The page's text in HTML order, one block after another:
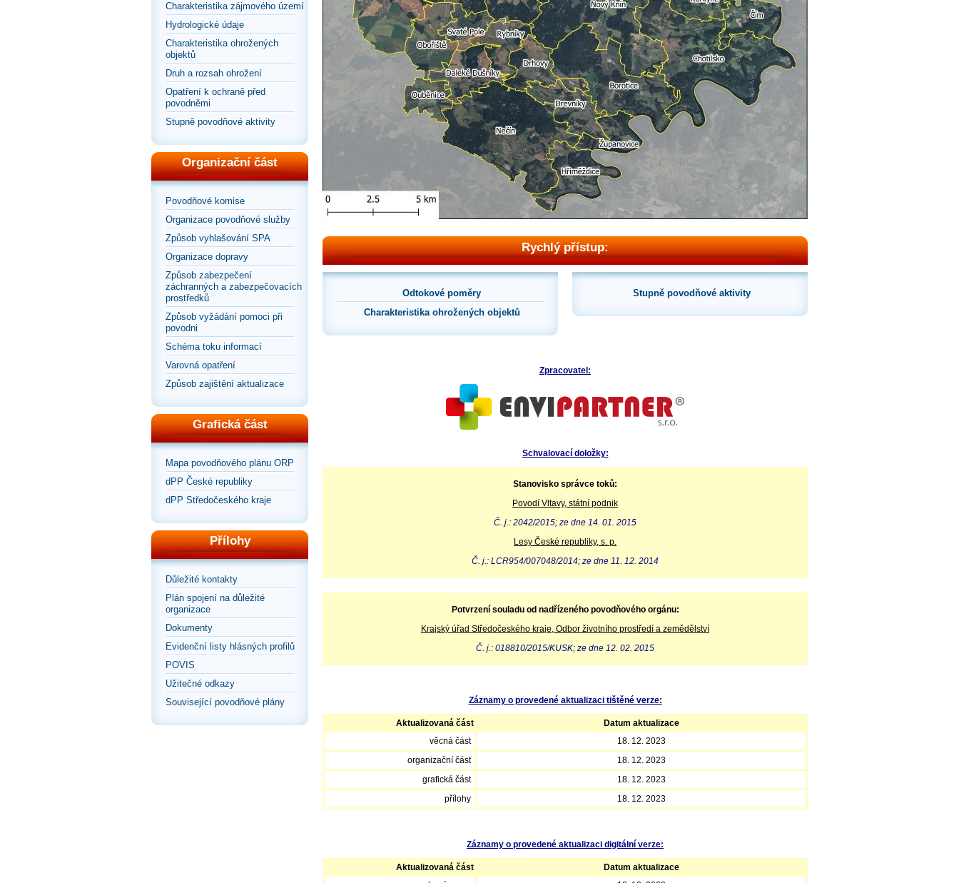
Charakteristika zájmového území
Hydrologické údaje
Charakteristika ohrožených
objektů
Druh a rozsah ohrožení
Opatření k ochraně před
povodněmi
Stupně povodňové aktivity
Organizační část
Povodňové komise
Organizace povodňové služby
Způsob vyhlašování SPA
Organizace dopravy
Způsob zabezpečení
záchranných a zabezpečovacích
prostředků
Způsob vyžádání pomoci při
povodni
Schéma toku informací
Varovná opatření
Způsob zajištění aktualizace
Grafická část
Mapa povodňového plánu ORP
dPP České republiky
dPP Středočeského kraje
Přílohy
Důležité kontakty
Plán spojení na důležité
organizace
Dokumenty
Evidenční listy hlásných profilů
POVIS
Užitečné odkazy
Související povodňové plány
Rychlý přístup:
Odtokové poměry
Charakteristika ohrožených objektů
Stupně povodňové aktivity
Zpracovatel:
Schvalovací doložky:
Stanovisko správce toků:
Povodí Vltavy, státní podnik
Č. j.: 2042/2015; ze dne 14. 01. 2015
Lesy České republiky, s. p.
Č. j.: LCR954/007048/2014; ze dne 11. 12. 2014
Potvrzení souladu od nadřízeného povodňového orgánu:
Krajský úřad Středočeského kraje, Odbor životního prostředí a zemědělství
Č. j.: 018810/2015/KUSK; ze dne 12. 02. 2015
Záznamy o provedené aktualizaci tištěné verze:
Aktualizovaná část
Datum aktualizace
věcná část
18. 12. 2023
organizační část
18. 12. 2023
grafická část
18. 12. 2023
přílohy
18. 12. 2023
Záznamy o provedené aktualizaci digitální verze:
Aktualizovaná část
Datum aktualizace